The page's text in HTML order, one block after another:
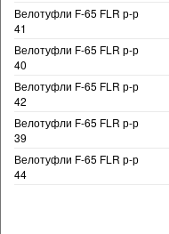
Велотуфли F-65 FLR р-р
41
Велотуфли F-65 FLR р-р
40
Велотуфли F-65 FLR р-р
42
Велотуфли F-65 FLR р-р
39
Велотуфли F-65 FLR р-р
44